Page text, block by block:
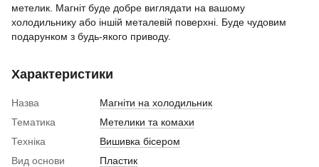
метелик. Магніт буде добре виглядати на вашому
холодильнику або іншій металевій поверхні. Буде чудовим
подарунком з будь-якого приводу.
Характеристики
Назва
Магніти на холодильник
Тематика
Метелики та комахи
Техніка
Вишивка бісером
Вид основи
Пластик